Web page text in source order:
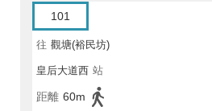
101
往 觀塘(裕民坊)
皇后大道西 站
距離 60m